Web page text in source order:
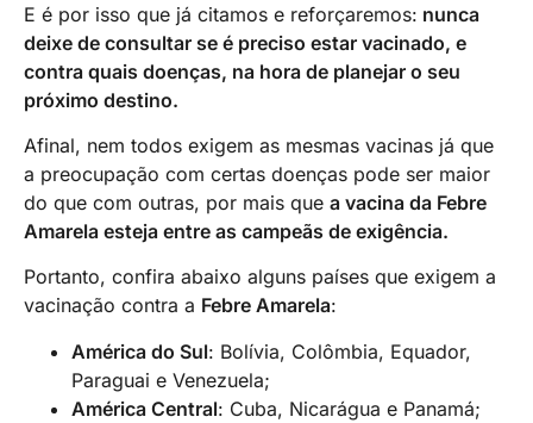
E é por isso que já citamos e reforçaremos: nunca
deixe de consultar se é preciso estar vacinado, e
contra quais doenças, na hora de planejar o seu
próximo destino.
Afinal, nem todos exigem as mesmas vacinas já que
a preocupação com certas doenças pode ser maior
do que com outras, por mais que a vacina da Febre
Amarela esteja entre as campeãs de exigência.
Portanto, confira abaixo alguns países que exigem a
vacinação contra a Febre Amarela:
América do Sul: Bolívia, Colômbia, Equador,
Paraguai e Venezuela;
América Central: Cuba, Nicarágua e Panamá;